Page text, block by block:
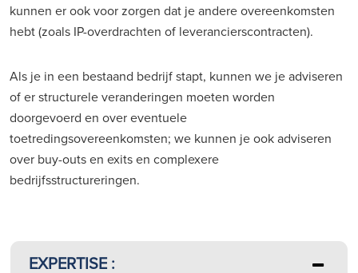
kunnen er ook voor zorgen dat je andere overeenkomsten
hebt (zoals IP-overdrachten of leverancierscontracten).
Als je in een bestaand bedrijf stapt, kunnen we je adviseren
of er structurele veranderingen moeten worden
doorgevoerd en over eventuele
toetredingsovereenkomsten; we kunnen je ook adviseren
over buy-outs en exits en complexere
bedrijfsstructureringen.
EXPERTISE :